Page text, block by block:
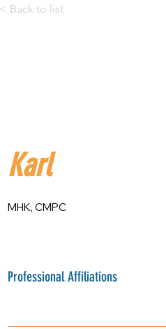
< Back to list
Karl
MHK, CMPC
Professional Affiliations